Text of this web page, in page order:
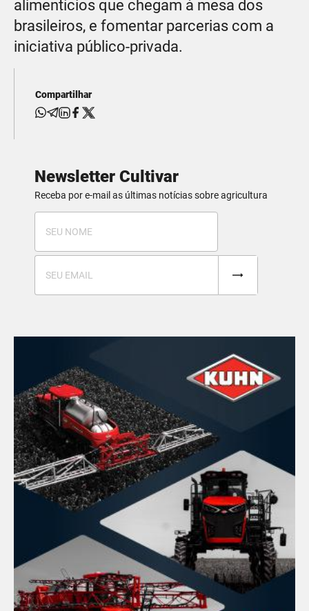
alimentícios que chegam à mesa dos
brasileiros, e fomentar parcerias com a
iniciativa público-privada.
Compartilhar
Newsletter Cultivar
Receba por e-mail as últimas notícias sobre agricultura